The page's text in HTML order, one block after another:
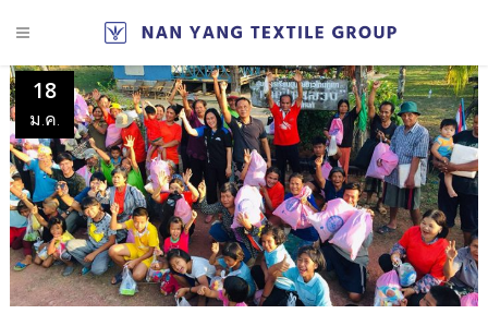
18
ม.ค.